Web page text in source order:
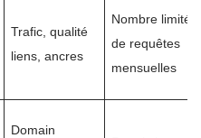
Trafic, qualité
liens, ancres
Nombre limité
de requêtes
mensuelles
Domain